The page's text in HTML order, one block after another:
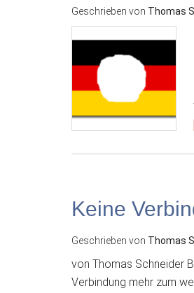
Geschrieben von Thomas
Keine
Geschrieben von Thomas
von Thomas Schneider
Verbindung mehr zum